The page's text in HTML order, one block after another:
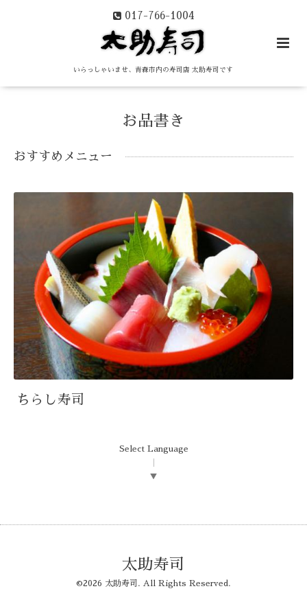
017-766-1004
いらっしゃいませ、青森市内の寿司店 太助寿司です
お品書き
おすすめメニュー
ちらし寿司
Select Language
▼
太助寿司
©2026 太助寿司 . All Rights Reserved.